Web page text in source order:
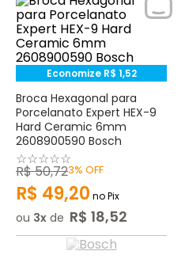
Economize R$ 1,52
Broca Hexagonal para
Porcelanato Expert HEX-9
Hard Ceramic 6mm
2608900590 Bosch
☆☆☆☆☆
R$50,723% OFF
R$ 49,20 no Pix
ou 3 de R$ 18,52